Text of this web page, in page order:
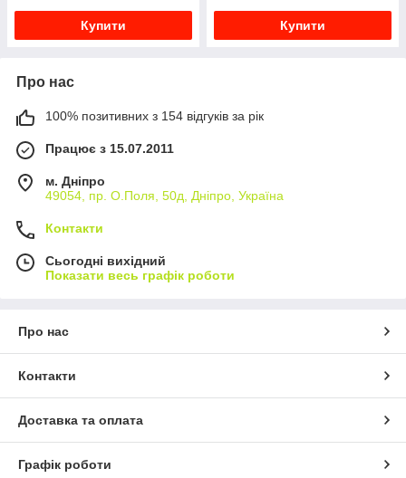
Купити Купити
Про нас
100% позитивних з 154 відгуків за рік
Працює з 15.07.2011
м. Дніпро
49054, пр. О.Поля, 50д, Дніпро, Україна
Контакти
Сьогодні вихідний
Показати весь графік роботи
Про нас
Контакти
Доставка та оплата
Графік роботи